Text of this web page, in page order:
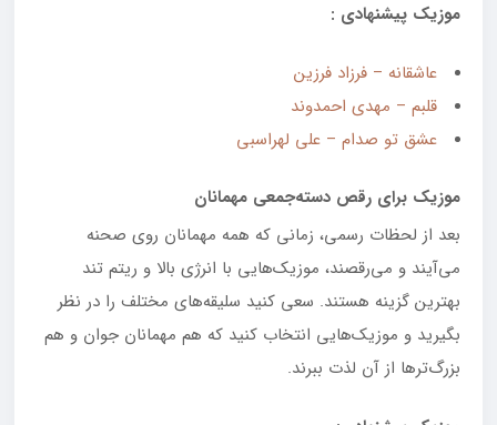
موزیک پیشنهادی :
عاشقانه – فرزاد فرزین
قلبم – مهدی احمدوند
عشق تو صدام – علی لهراسبی
موزیک برای رقص دستهجمعی مهمانان
بعد از لحظات رسمی، زمانی که همه مهمانان روی صحنه
می‌آیند و می‌رقصند، موزیک‌هایی با انرژی بالا و ریتم تند
بهترین گزینه هستند. سعی کنید سلیقه‌های مختلف را در نظر
بگیرید و موزیک‌هایی انتخاب کنید که هم مهمانان جوان و هم
بزرگ‌ترها از آن لذت ببرند.